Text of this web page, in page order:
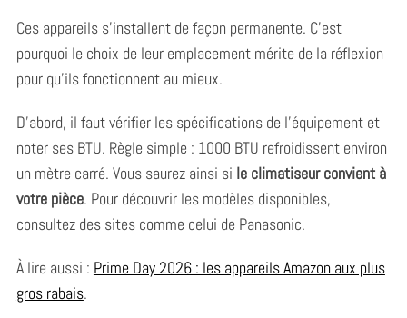
Ces appareils s’installent de façon permanente. C’est
pourquoi le choix de leur emplacement mérite de la réflexion
pour qu’ils fonctionnent au mieux.
D’abord, il faut vérifier les spécifications de l’équipement et
noter ses BTU. Règle simple : 1000 BTU refroidissent environ
un mètre carré. Vous saurez ainsi si le climatiseur convient à
votre pièce. Pour découvrir les modèles disponibles,
consultez des sites comme celui de Panasonic.
À lire aussi : Prime Day 2026 : les appareils Amazon aux plus
gros rabais.